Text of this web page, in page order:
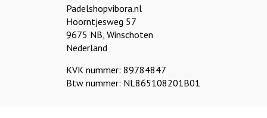
Padelshopvibora.nl
Hoorntjesweg 57
9675 NB, Winschoten
Nederland
KVK nummer: 89784847
Btw nummer: NL865108201B01